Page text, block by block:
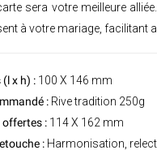
sera votre meilleure
à votre mariage, facilitant
(l x h) : 100 X 146 mm
: Rive tradition 250g
offertes : 114 X 162 mm
: Harmonisation,